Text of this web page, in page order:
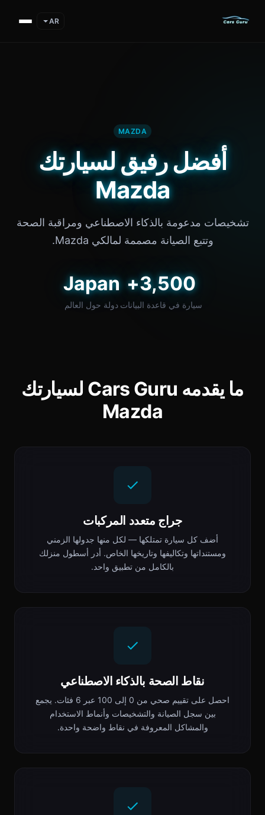
AR
MAZDA
أفضل رفيق لسيارتك
Mazda
تشخيصات مدعومة بالذكاء الاصطناعي ومراقبة الصحة
وتتبع الصيانة مصممة لمالكي Mazda.
3,500+
سيارة في قاعدة البيانات
Japan
دولة حول العالم
ما يقدمه Cars Guru لسيارتك
Mazda
جراج متعدد المركبات
أضف كل سيارة تمتلكها — لكل منها جدولها الزمني
ومستنداتها وتكاليفها وتاريخها الخاص. أدر أسطول منزلك
بالكامل من تطبيق واحد.
نقاط الصحة بالذكاء الاصطناعي
احصل على تقييم صحي من 0 إلى 100 عبر 6 فئات. يجمع
بين سجل الصيانة والتشخيصات وأنماط الاستخدام
والمشاكل المعروفة في نقاط واضحة واحدة.